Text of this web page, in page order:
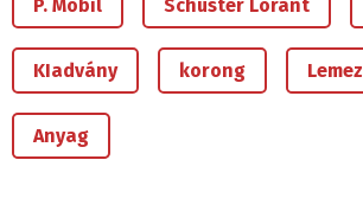
P. Mobil Schuster Lóránt
KIadvány korong Lemez
Anyag